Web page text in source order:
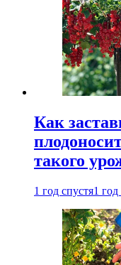
Как
такого
1 год спустя1 год